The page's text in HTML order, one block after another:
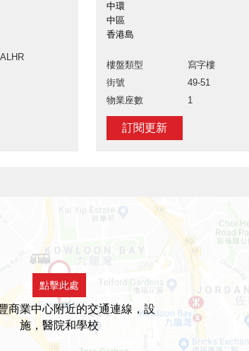
中環
中區
香港島
樓盤類型
寫字樓
街號
49-51
物業座數
1
訂閱更新
點擊此處
商業中心附近的交通連線，設
施，醫院和學校